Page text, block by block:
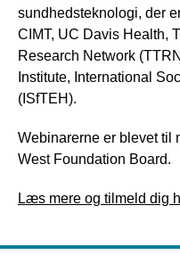
sundhedsteknologi, der
CIMT, UC Davis Health,
Research Network
Institute, International
(ISfTEH).
Webinarerne er blevet til
West Foundation Board.
Læs mere og tilmeld dig